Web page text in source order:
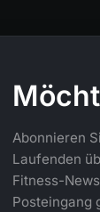
Abonnieren
Laufenden
Fitness-
Posteingang